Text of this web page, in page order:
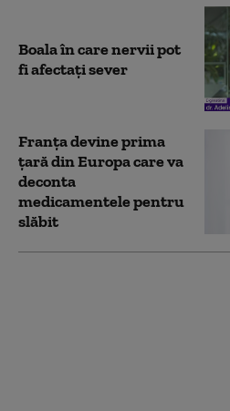
Boala în care nervii pot
fi afectați sever
Franţa devine prima
ţară din Europa care va
deconta
medicamentele pentru
slăbit